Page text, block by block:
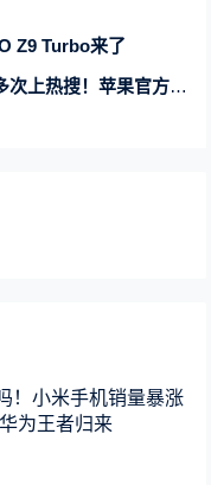
Z9 Turbo来了
搜！苹果官方客服回应
！小米手机销量暴涨
为王者归来